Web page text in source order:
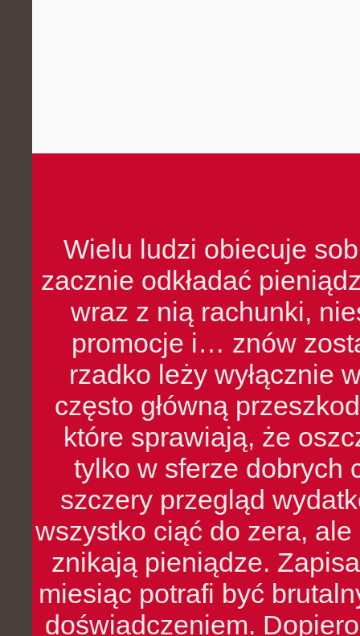
Wielu ludzi obiecuje
zacznie odkładać
wraz z nią rachunki,
promocje i… znów
rzadko leży wyłącznie
często główną
które sprawiają, że
tylko w sferze dobrych
szczery przegląd
wszystko ciąć do zera,
znikają pieniądze.
miesiąc potrafi być
doświadczeniem.